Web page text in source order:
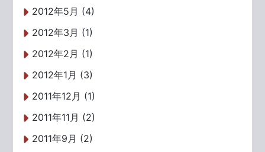
2012年5月 (4)
2012年3月 (1)
2012年2月 (1)
2012年1月 (3)
2011年12月 (1)
2011年11月 (2)
2011年9月 (2)